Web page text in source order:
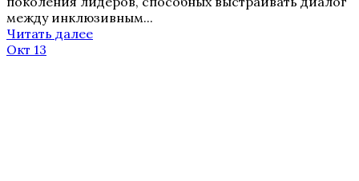
между инклюзивным...
Читать далее
Окт 13